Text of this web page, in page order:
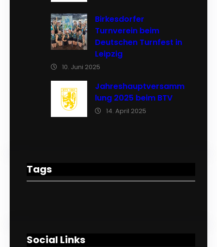
Birkesdorfer
Turnverein beim
Deutschen Turnfest in
Leipzig
10. Juni 2025
Jahreshauptversamm
lung 2025 beim BTV
14. April 2025
Tags
Social Links